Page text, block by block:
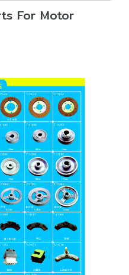
For Motor